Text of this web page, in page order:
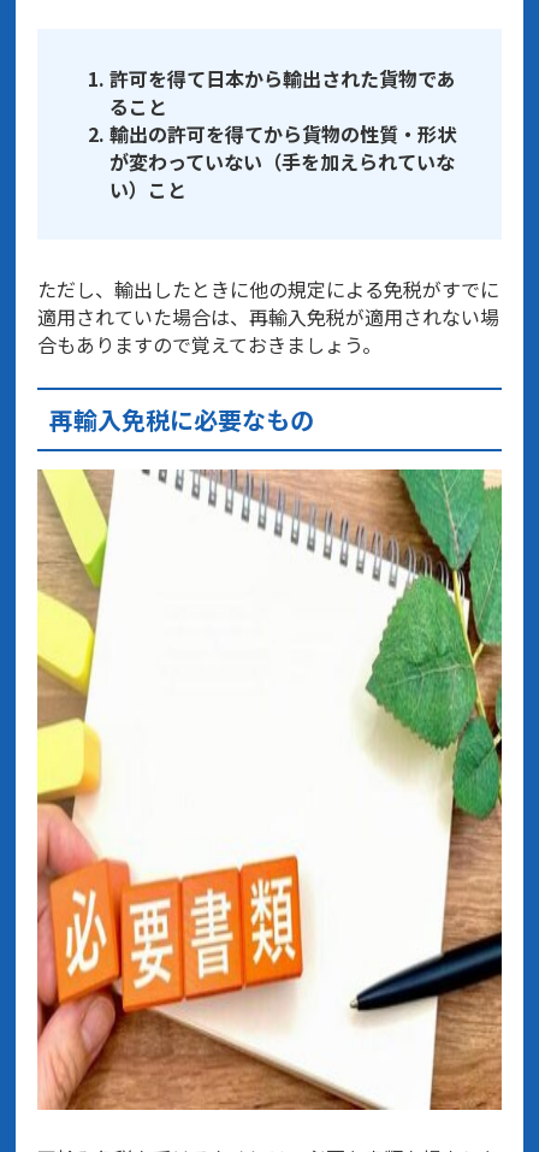
許可を得て日本から輸出された貨物であ
ること
輸出の許可を得てから貨物の性質・形状
が変わっていない（手を加えられていな
い）こと
ただし、輸出したときに他の規定による免税がすでに
適用されていた場合は、再輸入免税が適用されない場
合もありますので覚えておきましょう。
再輸入免税に必要なもの